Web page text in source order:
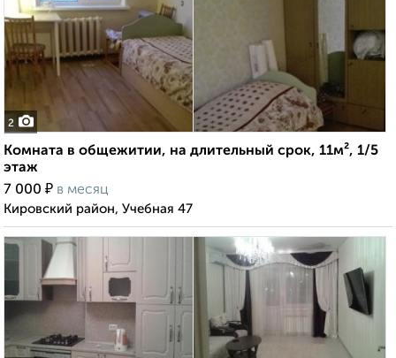
2
Комната в общежитии, на длительный срок, 11м², 1/5
этаж
7 000 ₽ в месяц
Кировский район, Учебная 47